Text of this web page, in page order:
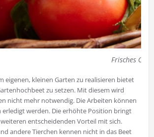
Frisches
eigenen, kleinen Garten zu realisieren bietet
zu setzen. Mit diesem wird
nicht mehr notwendig. Die Arbeiten können
erledigt werden. Die erhöhte Position bringt
entscheidenden Vorteil mit sich.
andere Tierchen kennen nicht in das Beet